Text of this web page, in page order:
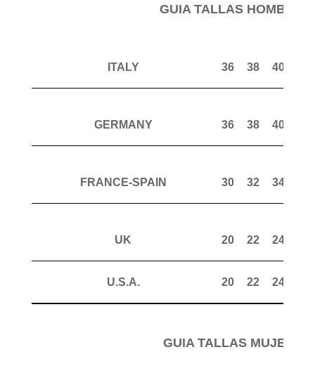
GUIA TALLAS HOMBRE
ITALY 36 38 40
GERMANY 36 38 40
FRANCE-SPAIN 30 32 34
UK 20 22 24
U.S.A. 20 22 24
GUIA TALLAS MUJER